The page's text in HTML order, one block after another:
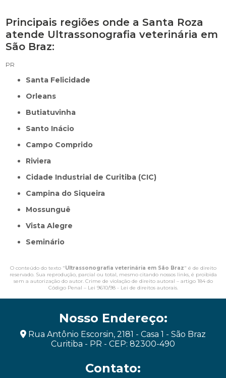
Principais regiões onde a Santa Roza
atende Ultrassonografia veterinária em
São Braz:
PR
Santa Felicidade
Orleans
Butiatuvinha
Santo Inácio
Campo Comprido
Riviera
Cidade Industrial de Curitiba (CIC)
Campina do Siqueira
Mossunguê
Vista Alegre
Seminário
O conteúdo do texto "Ultrassonografia veterinária em São Braz" é de direito
reservado. Sua reprodução, parcial ou total, mesmo citando nossos links, é proibida
sem a autorização do autor. Crime de violação de direito autoral – artigo 184 do
Código Penal – Lei 9610/98 - Lei de direitos autorais.
Nosso Endereço:
Rua Antônio Escorsin, 2181 - Casa 1 - São Braz
Curitiba - PR - CEP: 82300-490
Contato: